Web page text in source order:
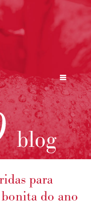
blog
para
do ano